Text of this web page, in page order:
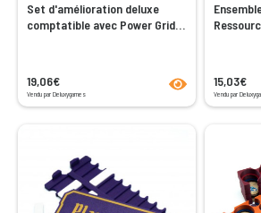
Set d'amélioration deluxe
comptatible avec Power Grid /
19,06€
Vendu par Deluxygames
15,03€
Vendu par